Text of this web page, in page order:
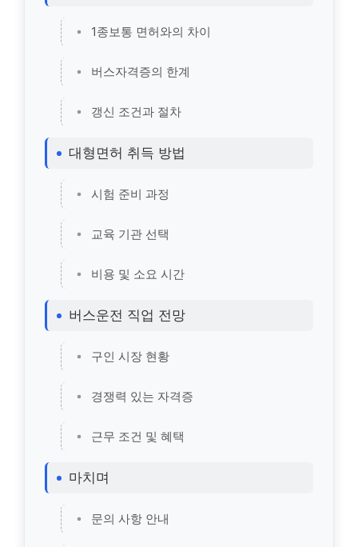
1종보통 면허와의 차이
버스자격증의 한계
갱신 조건과 절차
대형면허 취득 방법
시험 준비 과정
교육 기관 선택
비용 및 소요 시간
버스운전 직업 전망
구인 시장 현황
경쟁력 있는 자격증
근무 조건 및 혜택
마치며
문의 사항 안내